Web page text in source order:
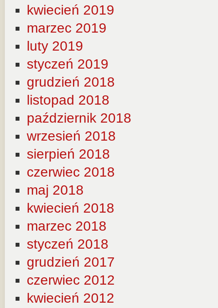
kwiecień 2019
marzec 2019
luty 2019
styczeń 2019
grudzień 2018
listopad 2018
październik 2018
wrzesień 2018
sierpień 2018
czerwiec 2018
maj 2018
kwiecień 2018
marzec 2018
styczeń 2018
grudzień 2017
czerwiec 2012
kwiecień 2012